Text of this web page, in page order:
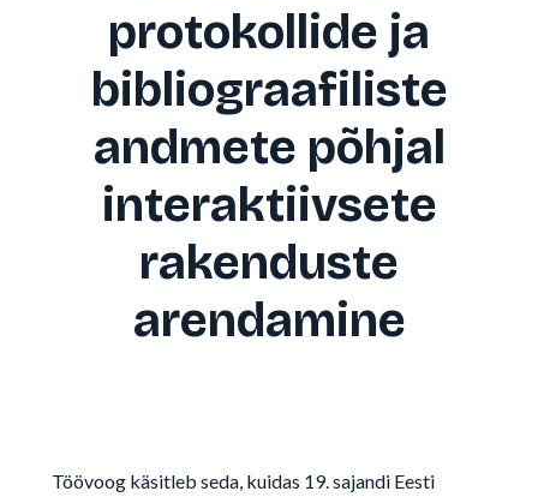
protokollide ja
bibliograafiliste
andmete põhjal
interaktiivsete
rakenduste
arendamine
Töövoog käsitleb seda, kuidas 19. sajandi Eesti